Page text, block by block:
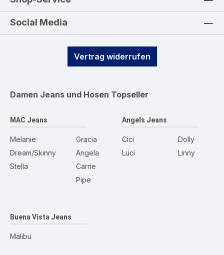
Social Media
Vertrag widerrufen
Damen Jeans und Hosen Topseller
MAC Jeans
Melanie
Dream/Skinny
Stella
Gracia
Angela
Carrie
Pipe
Angels Jeans
Cici
Luci
Dolly
Linny
Buena Vista Jeans
Malibu